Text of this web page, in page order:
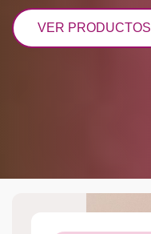
VER PRODUCTOS